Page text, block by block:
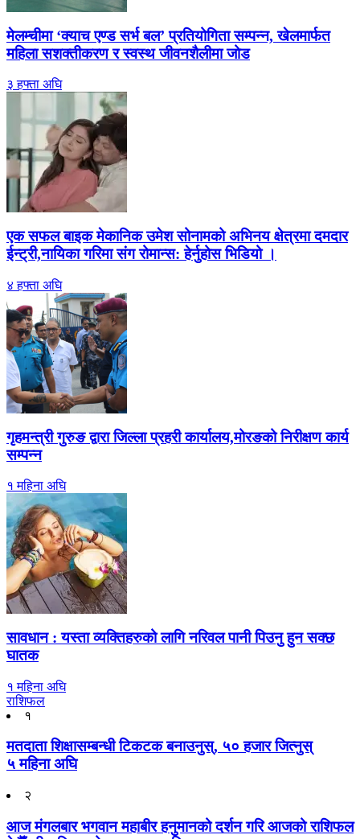
मेलम्चीमा ‘क्याच एण्ड सर्भ बल’ प्रतियोगिता सम्पन्न, खेलमार्फत
महिला सशक्तीकरण र स्वस्थ जीवनशैलीमा जोड
३ हफ्ता अघि
एक सफल बाइक मेकानिक उमेश सोनामको अभिनय क्षेत्रमा दमदार
ईन्ट्री,नायिका गरिमा संग रोमान्स: हेर्नुहोस भिडियो ।
४ हफ्ता अघि
गृहमन्त्री गुरुङ द्वारा जिल्ला प्रहरी कार्यालय,मोरङको निरीक्षण कार्य
सम्पन्न
१ महिना अघि
सावधान : यस्ता व्यक्तिहरुको लागि नरिवल पानी पिउनु हुन सक्छ
घातक
१ महिना अघि
राशिफल
१
मतदाता शिक्षासम्बन्धी टिकटक बनाउनुस्, ५० हजार जित्नुस्
५ महिना अघि
२
आज मंगलबार भगवान महाबीर हनुमानको दर्शन गरि आजको राशिफल